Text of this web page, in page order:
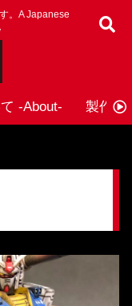
。A Japanese
-About- 製作依